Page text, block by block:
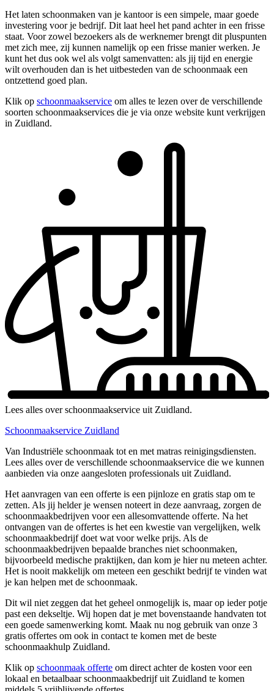
Het laten schoonmaken van je kantoor is een simpele, maar goede
investering voor je bedrijf. Dit laat heel het pand achter in een frisse
staat. Voor zowel bezoekers als de werknemer brengt dit pluspunten
met zich mee, zij kunnen namelijk op een frisse manier werken. Je
kunt het dus ook wel als volgt samenvatten: als jij tijd en energie
wilt overhouden dan is het uitbesteden van de schoonmaak een
ontzettend goed plan.
Klik op schoonmaakservice om alles te lezen over de verschillende
soorten schoonmaakservices die je via onze website kunt verkrijgen
in Zuidland.
Lees alles over schoonmaakservice uit Zuidland.
Schoonmaakservice Zuidland
Van Industriële schoonmaak tot en met matras reinigingsdiensten.
Lees alles over de verschillende schoonmaakservice die we kunnen
aanbieden via onze aangesloten professionals uit Zuidland.
Het aanvragen van een offerte is een pijnloze en gratis stap om te
zetten. Als jij helder je wensen noteert in deze aanvraag, zorgen de
schoonmaakbedrijven voor een allesomvattende offerte. Na het
ontvangen van de offertes is het een kwestie van vergelijken, welk
schoonmaakbedrijf doet wat voor welke prijs. Als de
schoonmaakbedrijven bepaalde branches niet schoonmaken,
bijvoorbeeld medische praktijken, dan kom je hier nu meteen achter.
Het is nooit makkelijk om meteen een geschikt bedrijf te vinden wat
je kan helpen met de schoonmaak.
Dit wil niet zeggen dat het geheel onmogelijk is, maar op ieder potje
past een dekseltje. Wij hopen dat je met bovenstaande handvaten tot
een goede samenwerking komt. Maak nu nog gebruik van onze 3
gratis offertes om ook in contact te komen met de beste
schoonmaakhulp Zuidland.
Klik op schoonmaak offerte om direct achter de kosten voor een
lokaal en betaalbaar schoonmaakbedrijf uit Zuidland te komen